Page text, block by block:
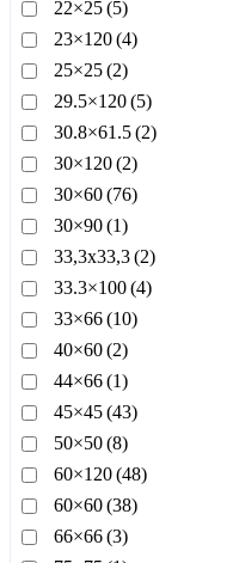
22×25(5)
23×120(4)
25×25(2)
29.5×120(5)
30.8×61.5(2)
30×120(2)
30×60(76)
30×90(1)
33,3x33,3(2)
33.3×100(4)
33×66(10)
40×60(2)
44×66(1)
45×45(43)
50×50(8)
60×120(48)
60×60(38)
66×66(3)